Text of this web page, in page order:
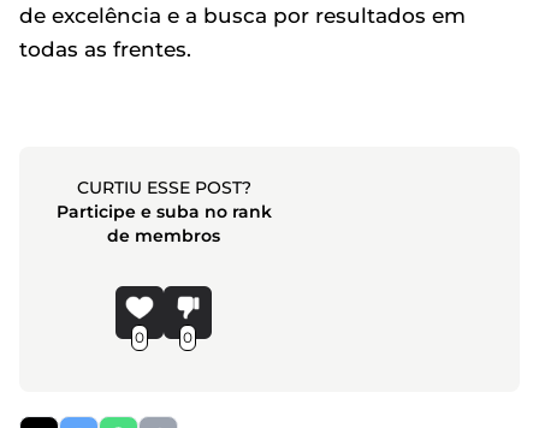
de excelência e a busca por resultados em
todas as frentes.
CURTIU ESSE POST?
Participe e suba no rank
de membros
0 0